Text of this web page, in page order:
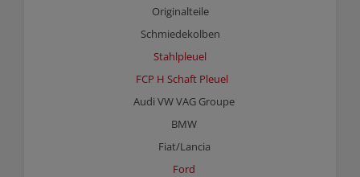
Originalteile
Schmiedekolben
Stahlpleuel
FCP H Schaft Pleuel
Audi VW VAG Groupe
BMW
Fiat/Lancia
Ford